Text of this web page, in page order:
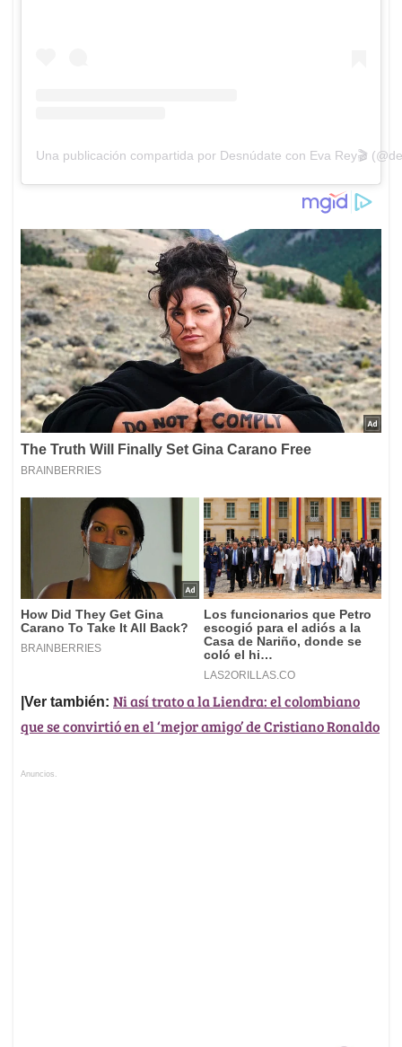
Una publicación compartida por Desnúdate con Eva Rey🎬
|Ver también: Ni así trato a la Liendra: el colombiano
que se convirtió en el ‘mejor amigo’ de Cristiano Ronaldo
Anuncios.